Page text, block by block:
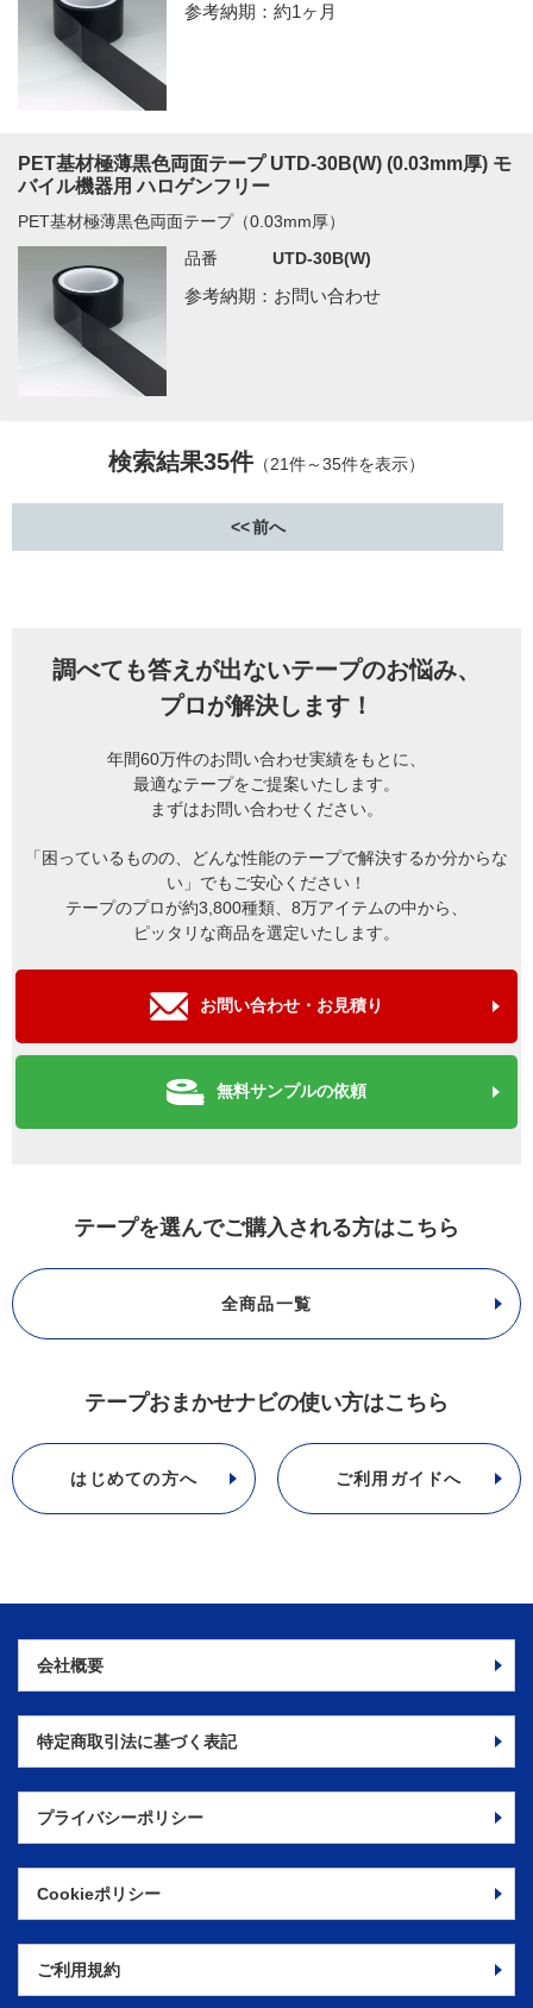
参考納期：約1ヶ月
PET基材極薄黒色両面テープ UTD-30B(W) (0.03mm厚) モ
バイル機器用 ハロゲンフリー
PET基材極薄黒色両面テープ（0.03mm厚）
品番
UTD-30B(W)
参考納期：お問い合わせ
検索結果35件（21件～35件を表示）
前へ
調べても答えが出ないテープのお悩み、
プロが解決します！
年間60万件のお問い合わせ実績をもとに、
最適なテープをご提案いたします。
まずはお問い合わせください。
「困っているものの、どんな性能のテープで解決するか分からな
い」でもご安心ください！
テープのプロが約3,800種類、8万アイテムの中から、
ピッタリな商品を選定いたします。
お問い合わせ・お見積り
無料サンプルの依頼
テープを選んでご購入される方はこちら
全商品一覧
テープおまかせナビの使い方はこちら
はじめての方へ ご利用ガイドへ
会社概要
特定商取引法に基づく表記
プライバシーポリシー
Cookieポリシー
ご利用規約